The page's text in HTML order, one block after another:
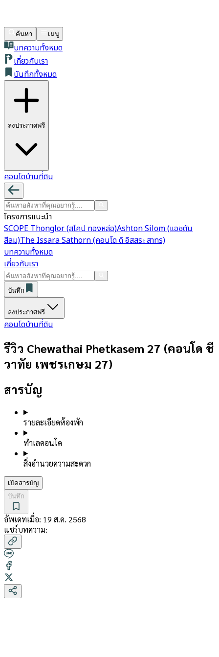
ค้นหา เมนู
บทความทั้งหมด
เกี่ยวกับเรา
บันทึกทั้งหมด
ลงประกาศฟรี
คอนโดบ้านที่ดิน
โครงการแนะนำ
SCOPE Thonglor (สโคป ทองหล่อ)Ashton Silom (แอชตัน
สีลม)The Issara Sathorn (คอนโด ดิ อิสสระ สาทร)
บทความทั้งหมด
เกี่ยวกับเรา
บันทึก
ลงประกาศฟรี
คอนโดบ้านที่ดิน
รีวิว Chewathai Phetkasem 27 (คอนโด ชี
วาทัย เพชรเกษม 27)
สารบัญ
รายละเอียดห้องพัก
ทำเลคอนโด
สิ่งอำนวยความสะดวก
เปิดสารบัญ
บันทึก
อัพเดทเมื่อ: 19 ส.ค. 2568
แชร์บทความ: